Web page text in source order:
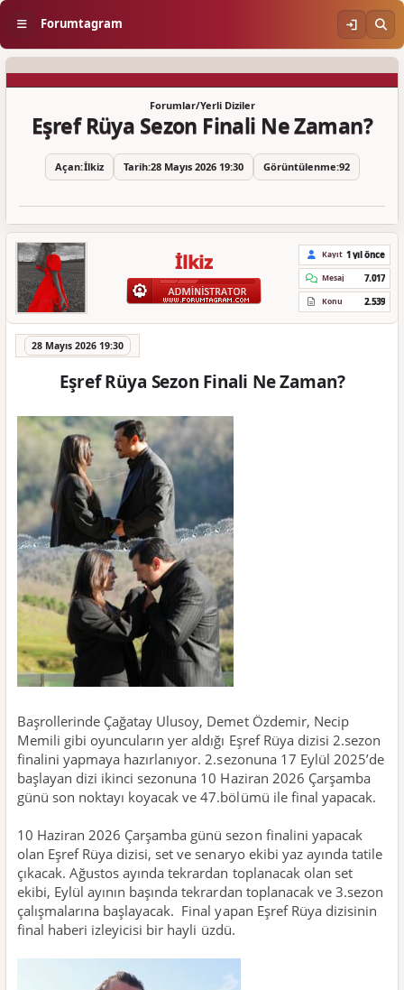
Forumtagram
Forumlar/Yerli Diziler
Eşref Rüya Sezon Finali Ne Zaman?
Açan:İlkiz Tarih:28 Mayıs 2026 19:30 Görüntülenme:92
İlkiz Kayıt 1 yıl önce
Mesaj 7.017
Konu 2.539
28 Mayıs 2026 19:30
Eşref Rüya Sezon Finali Ne Zaman?
Başrollerinde Çağatay Ulusoy, Demet Özdemir, Necip
Memili gibi oyuncuların yer aldığı Eşref Rüya dizisi 2.sezon
finalini yapmaya hazırlanıyor. 2.sezonuna 17 Eylül 2025’de
başlayan dizi ikinci sezonuna 10 Haziran 2026 Çarşamba
günü son noktayı koyacak ve 47.bölümü ile final yapacak.
10 Haziran 2026 Çarşamba günü sezon finalini yapacak
olan Eşref Rüya dizisi, set ve senaryo ekibi yaz ayında tatile
çıkacak. Ağustos ayında tekrardan toplanacak olan set
ekibi, Eylül ayının başında tekrardan toplanacak ve 3.sezon
çalışmalarına başlayacak. Final yapan Eşref Rüya dizisinin
final haberi izleyicisi bir hayli üzdü.